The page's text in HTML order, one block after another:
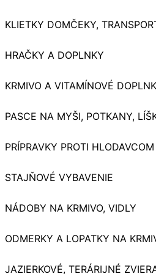
KLIETKY DOMČEKY,
HRAČKY A DOPLNKY
KRMIVO A VITAMÍNOVÉ
PASCE NA MYŠI, POTKANY,
PRÍPRAVKY PROTI
STAJŇOVÉ VYBAVENIE
NÁDOBY NA KRMIVO, VIDLY
ODMERKY A LOPATKY NA
JAZIERKOVÉ, TERÁRIJNÉ